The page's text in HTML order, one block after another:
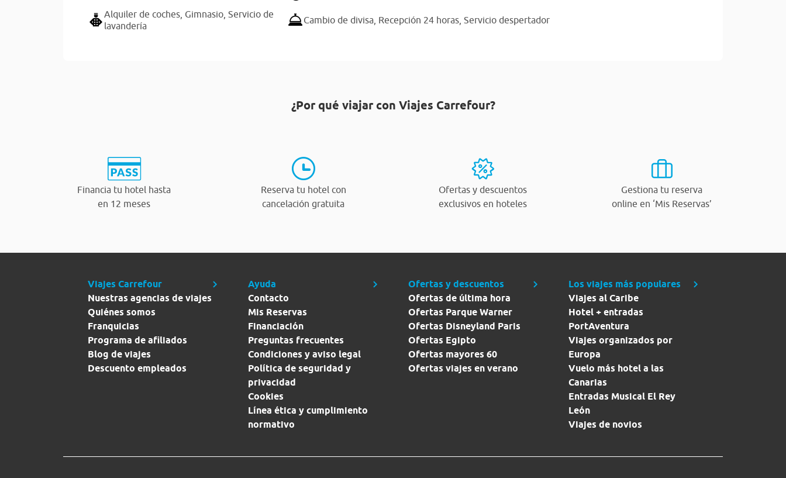
Alquiler de coches, Gimnasio, Servicio de
lavandería
Cambio de divisa, Recepción 24 horas,Servicio despertador
¿Por qué viajar con Viajes Carrefour?
Financia tu hotel hasta
en 12 meses
Reserva tu hotel con
cancelación gratuita
Ofertas y descuentos
exclusivos en hoteles
Gestiona tu reserva
online en ‘Mis Reservas’
Viajes Carrefour
Nuestras agencias de viajes
Quiénes somos
Franquicias
Programa de afiliados
Blog de viajes
Descuento empleados
Ayuda
Contacto
Mis Reservas
Financiación
Preguntas frecuentes
Condiciones y aviso legal
Política de seguridad y
privacidad
Cookies
Línea ética y cumplimiento
normativo
Ofertas y descuentos
Ofertas de última hora
Ofertas Parque Warner
Ofertas Disneyland Paris
Ofertas Egipto
Ofertas mayores 60
Ofertas viajes en verano
Los viajes más populares
Viajes al Caribe
Hotel + entradas
PortAventura
Viajes organizados por
Europa
Vuelo más hotel a las
Canarias
Entradas Musical El Rey
León
Viajes de novios